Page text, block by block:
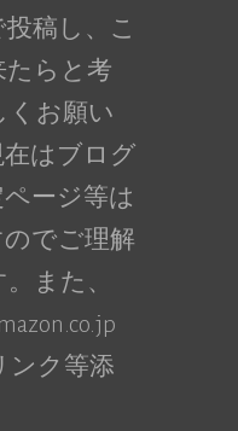
稿し、こ
たらと考
くお願い
在はブログ
ージ等は
でご理解
また、
ンク等添